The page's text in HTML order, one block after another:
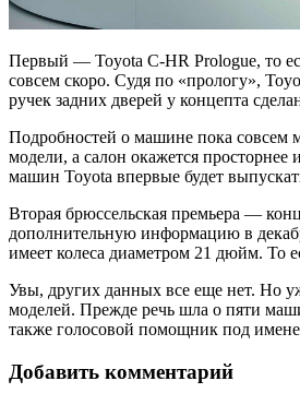
Первый — Toyota C-HR Prologue, то
совсем скоро. Судя по «прологу»,
ручек задних дверей у концепта
Подробностей о машине пока совсем
модели, а салон окажется
машин Toyota впервые будет
Вторая брюссельская премьера —
дополнительную информацию в
имеет колеса диаметром 21 дюйм. То
Увы, других данных все еще нет. Но
моделей. Прежде речь шла о пяти
также голосовой помощник под
Добавить комментарий